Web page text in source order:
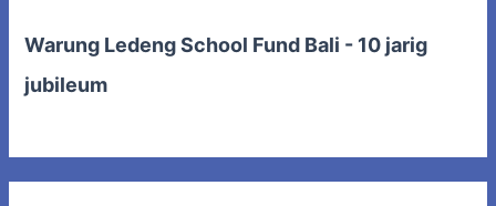
Warung Ledeng School Fund Bali - 10 jarig
jubileum